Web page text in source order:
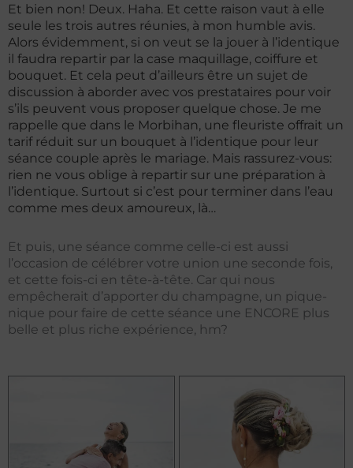
Et bien non! Deux. Haha. Et cette raison vaut à elle
seule les trois autres réunies, à mon humble avis.
Alors évidemment, si on veut se la jouer à l’identique
il faudra repartir par la case maquillage, coiffure et
bouquet. Et cela peut d’ailleurs être un sujet de
discussion à aborder avec vos prestataires pour voir
s’ils peuvent vous proposer quelque chose. Je me
rappelle que dans le Morbihan, une fleuriste offrait un
tarif réduit sur un bouquet à l’identique pour leur
séance couple après le mariage. Mais rassurez-vous:
rien ne vous oblige à repartir sur une préparation à
l’identique. Surtout si c’est pour terminer dans l’eau
comme mes deux amoureux, là…
Et puis, une séance comme celle-ci est aussi
l’occasion de célébrer votre union une seconde fois,
et cette fois-ci en tête-à-tête. Car qui nous
empêcherait d’apporter du champagne, un pique-
nique pour faire de cette séance une ENCORE plus
belle et plus riche expérience, hm?